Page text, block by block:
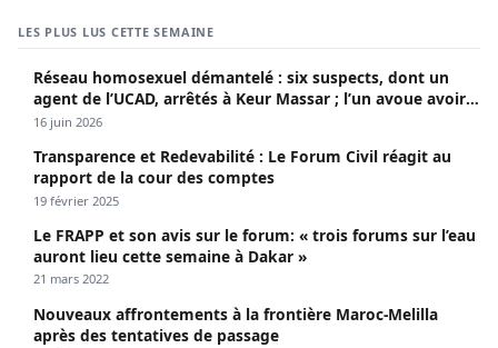
LES PLUS LUS CETTE SEMAINE
Réseau homosexuel démantelé : six suspects, dont un
agent de l’UCAD, arrêtés à Keur Massar ; l’un avoue avoir
propagé le VIH depuis 2018
16 juin 2026
Transparence et Redevabilité : Le Forum Civil réagit au
rapport de la cour des comptes
19 février 2025
Le FRAPP et son avis sur le forum: « trois forums sur l’eau
auront lieu cette semaine à Dakar »
21 mars 2022
Nouveaux affrontements à la frontière Maroc-Melilla
après des tentatives de passage